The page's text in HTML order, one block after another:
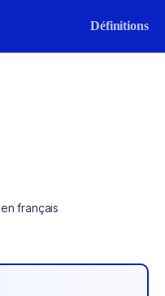
Définitions
français